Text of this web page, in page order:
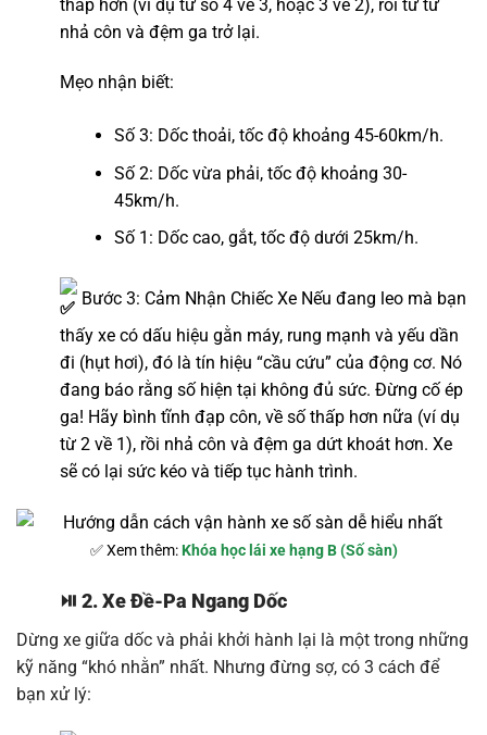
thấp hơn (ví dụ từ số 4 về 3, hoặc 3 về 2), rồi từ từ
nhả côn và đệm ga trở lại.
Mẹo nhận biết:
Số 3: Dốc thoải, tốc độ khoảng 45-60km/h.
Số 2: Dốc vừa phải, tốc độ khoảng 30-
45km/h.
Số 1: Dốc cao, gắt, tốc độ dưới 25km/h.
Bước 3: Cảm Nhận Chiếc Xe Nếu đang leo mà bạn
thấy xe có dấu hiệu gằn máy, rung mạnh và yếu dần
đi (hụt hơi), đó là tín hiệu “cầu cứu” của động cơ. Nó
đang báo rằng số hiện tại không đủ sức. Đừng cố ép
ga! Hãy bình tĩnh đạp côn, về số thấp hơn nữa (ví dụ
từ 2 về 1), rồi nhả côn và đệm ga dứt khoát hơn. Xe
sẽ có lại sức kéo và tiếp tục hành trình.
✅ Xem thêm:Khóa học lái xe hạng B (Số sàn)
⏯️ 2. Xe Đề-Pa Ngang Dốc
Dừng xe giữa dốc và phải khởi hành lại là một trong những
kỹ năng “khó nhằn” nhất. Nhưng đừng sợ, có 3 cách để
bạn xử lý: